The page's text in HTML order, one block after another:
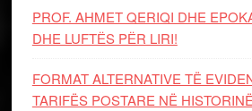
PROF. AHMET QERIQI DHE
DHE LUFTЁS PЁR LIRI!
FORMAT ALTERNATIVE TË
TARIFËS POSTARE NË